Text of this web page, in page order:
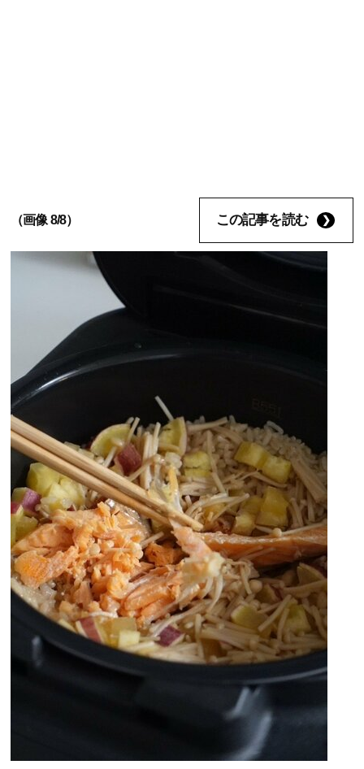
（画像 8/8） この記事を読む